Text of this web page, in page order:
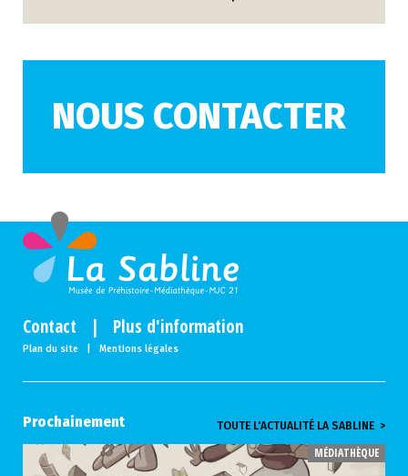
NOUS CONTACTER
Contact | Plus d'information
Plan du site Mentions légales
Prochainement TOUTE L'ACTUALITÉ LA SABLINE >
MÉDIATHÈQUE